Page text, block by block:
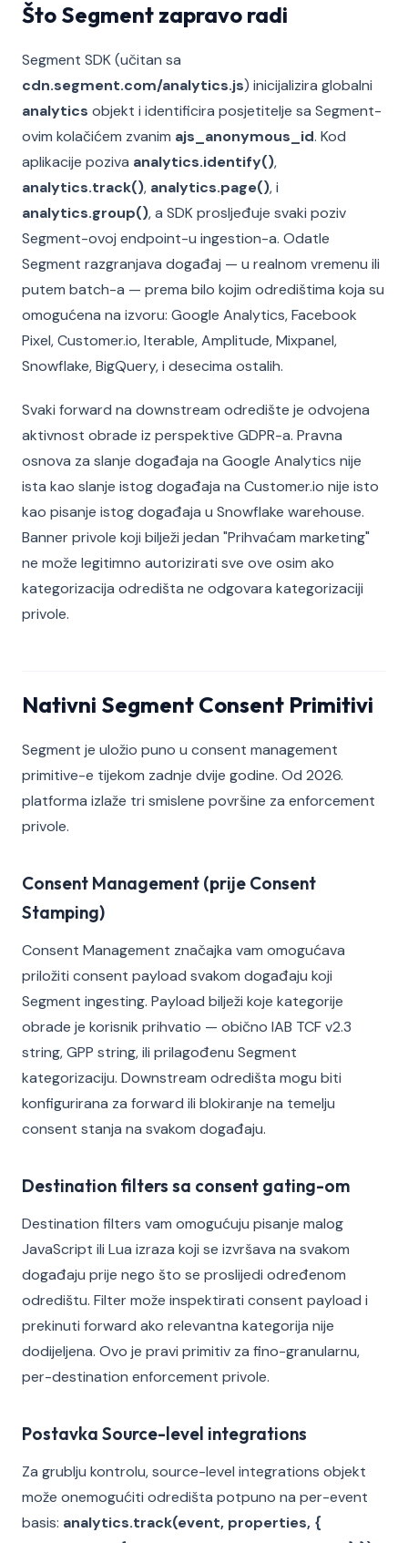
Što Segment zapravo radi
Segment SDK (učitan sa
cdn.segment.com/analytics.js) inicijalizira globalni
analytics objekt i identificira posjetitelje sa Segment-
ovim kolačićem zvanim ajs_anonymous_id. Kod
aplikacije poziva analytics.identify(),
analytics.track(), analytics.page(), i
analytics.group(), a SDK prosljeđuje svaki poziv
Segment-ovoj endpoint-u ingestion-a. Odatle
Segment razgranjava događaj — u realnom vremenu ili
putem batch-a — prema bilo kojim odredištima koja su
omogućena na izvoru: Google Analytics, Facebook
Pixel, Customer.io, Iterable, Amplitude, Mixpanel,
Snowflake, BigQuery, i desecima ostalih.
Svaki forward na downstream odredište je odvojena
aktivnost obrade iz perspektive GDPR-a. Pravna
osnova za slanje događaja na Google Analytics nije
ista kao slanje istog događaja na Customer.io nije isto
kao pisanje istog događaja u Snowflake warehouse.
Banner privole koji bilježi jedan "Prihvaćam marketing"
ne može legitimno autorizirati sve ove osim ako
kategorizacija odredišta ne odgovara kategorizaciji
privole.
Nativni Segment Consent Primitivi
Segment je uložio puno u consent management
primitive-e tijekom zadnje dvije godine. Od 2026.
platforma izlaže tri smislene površine za enforcement
privole.
Consent Management (prije Consent
Stamping)
Consent Management značajka vam omogućava
priložiti consent payload svakom događaju koji
Segment ingesting. Payload bilježi koje kategorije
obrade je korisnik prihvatio — obično IAB TCF v2.3
string, GPP string, ili prilagođenu Segment
kategorizaciju. Downstream odredišta mogu biti
konfigurirana za forward ili blokiranje na temelju
consent stanja na svakom događaju.
Destination filters sa consent gating-om
Destination filters vam omogućuju pisanje malog
JavaScript ili Lua izraza koji se izvršava na svakom
događaju prije nego što se proslijedi određenom
odredištu. Filter može inspektirati consent payload i
prekinuti forward ako relevantna kategorija nije
dodijeljena. Ovo je pravi primitiv za fino-granularnu,
per-destination enforcement privole.
Postavka Source-level integrations
Za grublju kontrolu, source-level integrations objekt
može onemogućiti odredišta potpuno na per-event
basis: analytics.track(event, properties, {